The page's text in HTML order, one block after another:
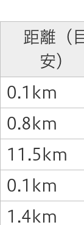
距離（
安）
0.1km
0.8km
11.5km
0.1km
1.4km